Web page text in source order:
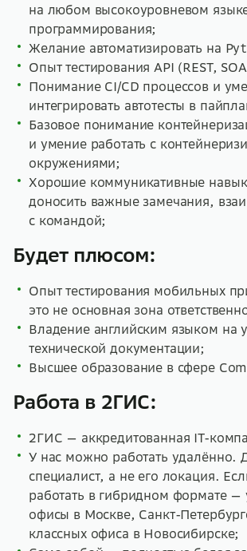
на любом высокоуровневом
программирования;
Желание автоматизировать на
Опыт тестирования API (REST,
Понимание CI/CD процессов и
интегрировать автотесты в
Базовое понимание
и умение работать с
окружениями;
Хорошие коммуникативные
доносить важные замечания,
с командой;
Будет плюсом:
Опыт тестирования мобильных
это не основная зона
Владение английским языком на
технической документации;
Высшее образование в сфере
Работа в 2ГИС:
2ГИС — аккредитованная IT-
У нас можно работать удалённо.
специалист, а не его локация.
работать в гибридном формате —
офисы в Москве, Санкт-
классных офиса в Новосибирске;